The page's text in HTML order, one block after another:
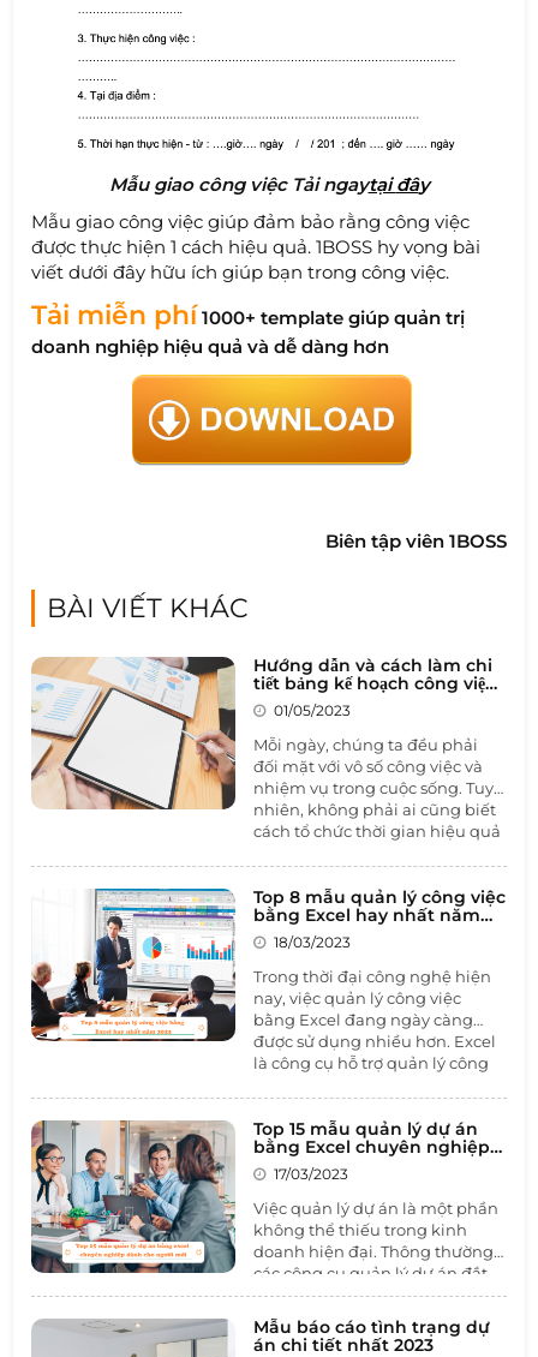
Mẫu giao công việc Tải ngaytạiđây
Mẫu giao công việc giúp đảm bảo rằng công việc
được thực hiện 1 cách hiệu quả. 1BOSS hy vọng bài
viết dưới đây hữu ích giúp bạn trong công việc.
Tải miễn phí 1000+ template giúp quản trị
doanh nghiệp hiệu quả và dễ dàng hơn
Biên tập viên 1BOSS
BÀI VIẾT KHÁC
Hướng dẫn và cách làm chi
tiết bảng kế hoạch công việc
cá nhân
01/05/2023
Mỗi ngày, chúng ta đều phải
đối mặt với vô số công việc và
nhiệm vụ trong cuộc sống. Tuy
nhiên, không phải ai cũng biết
cách tổ chức thời gian hiệu quả
viết này, chúng ta sẽ tìm hiểuvề
bảng kế hoạch công việc cá
nhânvà cách sử dụng nó để
mục tiêu của mình.
Top 8 mẫu quản lý công việc
bằng Excel hay nhất năm
202318/03/2023
Trong thời đại công nghệ hiện
nay, việc quản lý công việc
bằng Excel đang ngày càng
được sử dụng nhiều hơn. Excel
là công cụ hỗ trợ quản lý công
kế hoạch và phân bổ công việc
cho các thành viên trong nhóm.
Sau đây là top 8 mẫu quản lý
năm 2023. Hãy cùng 1BOSS tìm
hiểu qua bài viết dưới đây nhé.
Top 15 mẫu quản lý dự án
bằng Excel chuyên nghiệp
dành cho người mới
17/03/2023
Việc quản lý dự án là một phần
không thể thiếu trong kinh
doanh hiện đại. Thông thường,
các công cụ quản lý dự án đắt
tiền và phức tạp, tuy nhiên,
Excel vẫn được sử dụng phổ
biến như một công cụ giúp đỡ
Mẫu báo cáo tình trạng dự
án chi tiết nhất 2023